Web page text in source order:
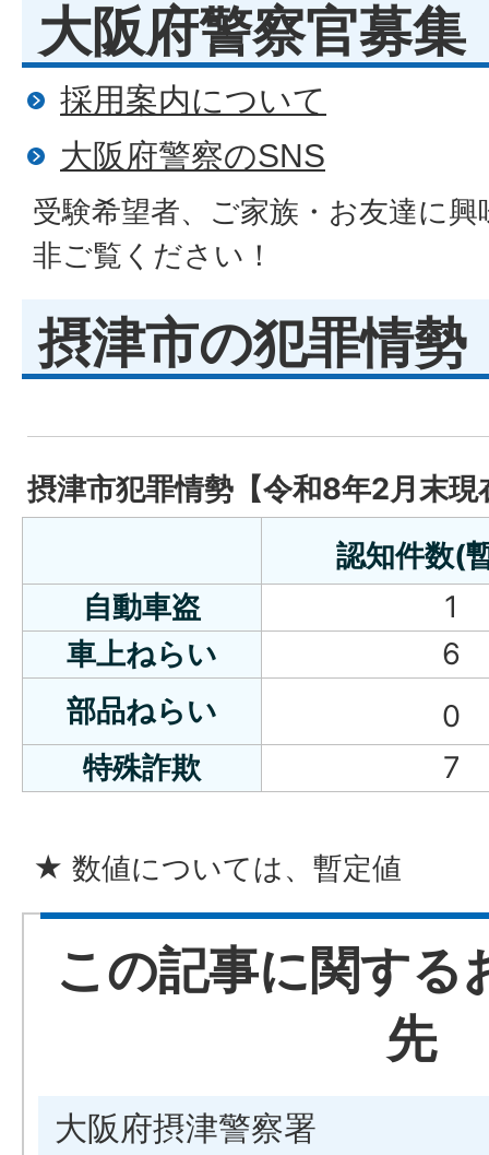
大阪府警察官募集
採用案内について
大阪府警察のSNS
受験希望者、ご家族・お友達に
非ご覧ください！
摂津市の犯罪情勢
摂津市犯罪情勢【令和8年2月末
認知件数(
自動車盗
1
車上ねらい
6
部品ねらい
0
特殊詐欺
7
★ 数値については、暫定値
この記事に関する
先
大阪府摂津警察署